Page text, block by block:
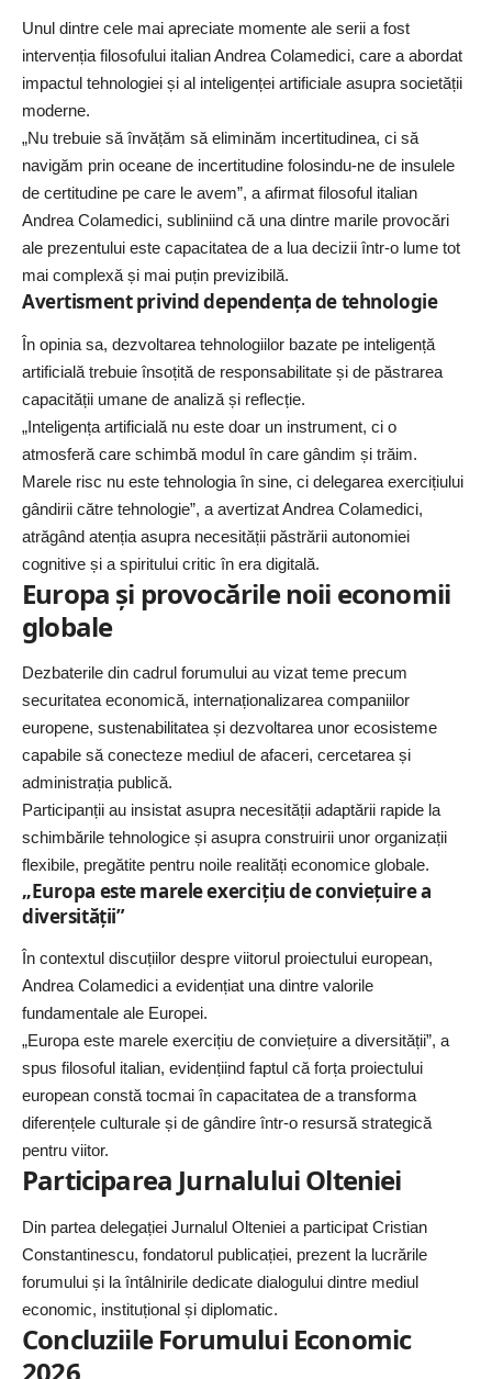
Unul dintre cele mai apreciate momente ale serii a fost
intervenția filosofului italian Andrea Colamedici, care a abordat
impactul tehnologiei și al inteligenței artificiale asupra societății
moderne.
„Nu trebuie să învățăm să eliminăm incertitudinea, ci să
navigăm prin oceane de incertitudine folosindu-ne de insulele
de certitudine pe care le avem”, a afirmat filosoful italian
Andrea Colamedici, subliniind că una dintre marile provocări
ale prezentului este capacitatea de a lua decizii într-o lume tot
mai complexă și mai puțin previzibilă.
Avertisment privind dependența de tehnologie
În opinia sa, dezvoltarea tehnologiilor bazate pe inteligență
artificială trebuie însoțită de responsabilitate și de păstrarea
capacității umane de analiză și reflecție.
„Inteligența artificială nu este doar un instrument, ci o
atmosferă care schimbă modul în care gândim și trăim.
Marele risc nu este tehnologia în sine, ci delegarea exercițiului
gândirii către tehnologie”, a avertizat Andrea Colamedici,
atrăgând atenția asupra necesității păstrării autonomiei
cognitive și a spiritului critic în era digitală.
Europa și provocările noii economii
globale
Dezbaterile din cadrul forumului au vizat teme precum
securitatea economică, internaționalizarea companiilor
europene, sustenabilitatea și dezvoltarea unor ecosisteme
capabile să conecteze mediul de afaceri, cercetarea și
administrația publică.
Participanții au insistat asupra necesității adaptării rapide la
schimbările tehnologice și asupra construirii unor organizații
flexibile, pregătite pentru noile realități economice globale.
„Europa este marele exercițiu de conviețuire a
diversității”
În contextul discuțiilor despre viitorul proiectului european,
Andrea Colamedici a evidențiat una dintre valorile
fundamentale ale Europei.
„Europa este marele exercițiu de conviețuire a diversității”, a
spus filosoful italian, evidențiind faptul că forța proiectului
european constă tocmai în capacitatea de a transforma
diferențele culturale și de gândire într-o resursă strategică
pentru viitor.
Participarea Jurnalului Olteniei
Din partea delegației Jurnalul Olteniei a participat Cristian
Constantinescu, fondatorul publicației, prezent la lucrările
forumului și la întâlnirile dedicate dialogului dintre mediul
economic, instituțional și diplomatic.
Concluziile Forumului Economic
2026